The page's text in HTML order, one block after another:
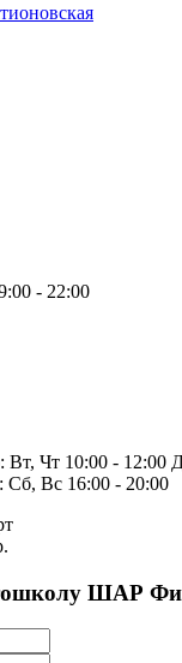
- 22:00
Вт, Чт 10:00 - 12:00
Вс 16:00 - 20:00
ШАР